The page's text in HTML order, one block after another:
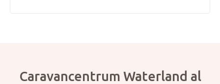
Caravancentrum Waterland al